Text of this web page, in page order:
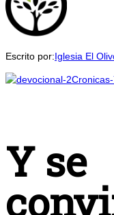
Escrito por:Iglesia El
Y se